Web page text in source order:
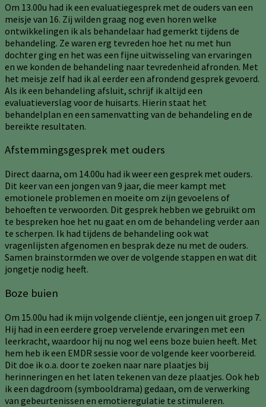
Om 13.00u had ik een evaluatiegesprek met de ouders van een
meisje van 16. Zij wilden graag nog even horen welke
ontwikkelingen ik als behandelaar had gemerkt tijdens de
behandeling. Ze waren erg tevreden hoe het nu met hun
dochter ging en het was een fijne uitwisseling van ervaringen
en we konden de behandeling naar tevredenheid afronden. Met
het meisje zelf had ik al eerder een afrondend gesprek gevoerd.
Als ik een behandeling afsluit, schrijf ik altijd een
evaluatieverslag voor de huisarts. Hierin staat het
behandelplan en een samenvatting van de behandeling en de
bereikte resultaten.
Afstemmingsgesprek met ouders
Direct daarna, om 14.00u had ik weer een gesprek met ouders.
Dit keer van een jongen van 9 jaar, die meer kampt met
emotionele problemen en moeite om zijn gevoelens of
behoeften te verwoorden. Dit gesprek hebben we gebruikt om
te bespreken hoe het nu gaat en om de behandeling verder aan
te scherpen. Ik had tijdens de behandeling ook wat
vragenlijsten afgenomen en besprak deze nu met de ouders.
Samen brainstormden we over de volgende stappen en wat dit
jongetje nodig heeft.
Boze buien
Om 15.00u had ik mijn volgende cliëntje, een jongen uit groep 7.
Hij had in een eerdere groep vervelende ervaringen met een
leerkracht, waardoor hij nu nog wel eens boze buien heeft. Met
hem heb ik een EMDR sessie voor de volgende keer voorbereid.
Dit doe ik o.a. door te zoeken naar nare plaatjes bij
herinneringen en het laten tekenen van deze plaatjes. Ook heb
ik een dagdroom (symbooldrama) gedaan, om de verwerking
van gebeurtenissen en emotieregulatie te stimuleren.